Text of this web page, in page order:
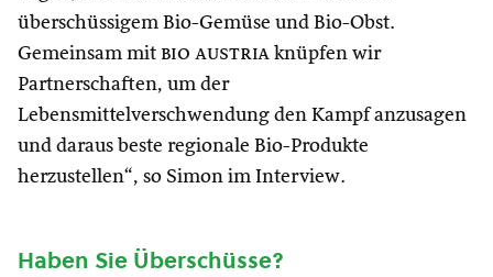
überschüssigem Bio-Gemüse und Bio-Obst.
Gemeinsam mit bio austria knüpfen wir
Partnerschaften, um der
Lebensmittelverschwendung den Kampf anzusagen
und daraus beste regionale Bio-Produkte
herzustellen“, so Simon im Interview.
Haben Sie Überschüsse?